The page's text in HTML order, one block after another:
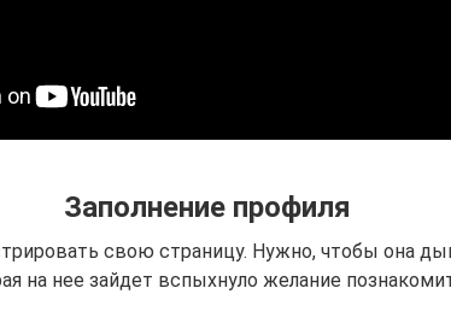
Заполнение профиля
свою страницу. Нужно, чтобы она
на нее зайдет вспыхнуло желание